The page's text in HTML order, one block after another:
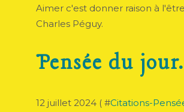
Aimer c'est donner raison à
Charles Péguy.
Pensée du
12 juillet 2024 ( #Citations-